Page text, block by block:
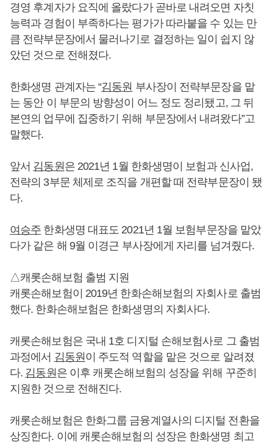
경영 후계자가 요직에 올랐다가 곧바로 내려오면 자칫
능력과 경험이 부족하다는 평가가 따라붙을 수 있는 만
큼 전략부문장에서 물러나기로 결정하는 일이 쉽지 않
았던 것으로 전해졌다.
한화생명 관계자는 “김동원 부사장이 전략부문장을 맡
는 동안 이 부문의 방향성이 어느 정도 정리됐고, 그 뒤
본연의 업무에 집중하기 위해 부문장에서 내려왔다”고
말했다.
앞서 김동원은 2021년 1월 한화생명이 보험과 신사업,
전략의 3부문 체제로 조직을 개편할 때 전략부문장이 됐
다.
여승주 한화생명 대표도 2021년 1월 보험부문장을 맡았
다가 같은 해 9월 이경근 부사장에게 자리를 넘겨줬다.
△캐롯손해보험 출범 지원
캐롯손해보험이 2019년 한화손해보험의 자회사로 출범
했다. 한화손해보험은 한화생명의 자회사다.
캐롯손해보험은 국내 1호 디지털 손해보험사로 그 출범
과정에서 김동원이 주도적 역할을 맡은 것으로 알려졌
다. 김동원은 이후 캐롯손해보험의 성장을 위해 꾸준히
지원한 것으로 전해진다.
캐롯손해보험은 한화그룹 금융계열사의 디지털 전환을
상징한다. 이에 캐롯손해보험의 성장은 한화생명 최고